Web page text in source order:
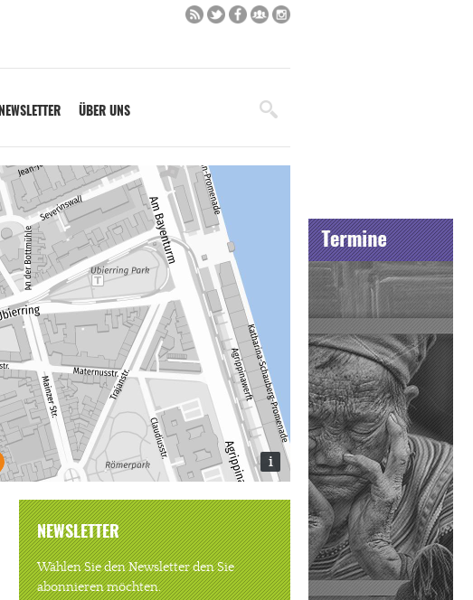
NEWSLETTER ÜBER UNS
i
NEWSLETTER
Wählen Sie den Newsletter den Sie
abonnieren möchten.